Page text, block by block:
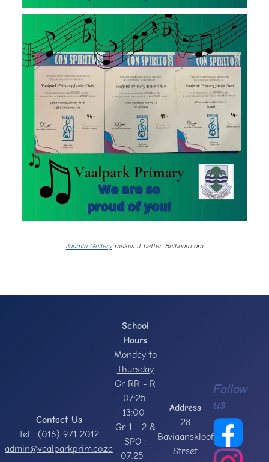
Joomla Gallerymakes it better. Balbooa.com
Contact Us
Tel: (016) 971 2012
admin@vaalparkprim.co.za
School
Hours
Monday to
Thursday
Gr RR - R
: 07:25 -
13:00
Gr 1 - 2 &
SPO :
07:25 -
Address
28
Baviaanskloof
Street
Follow
us